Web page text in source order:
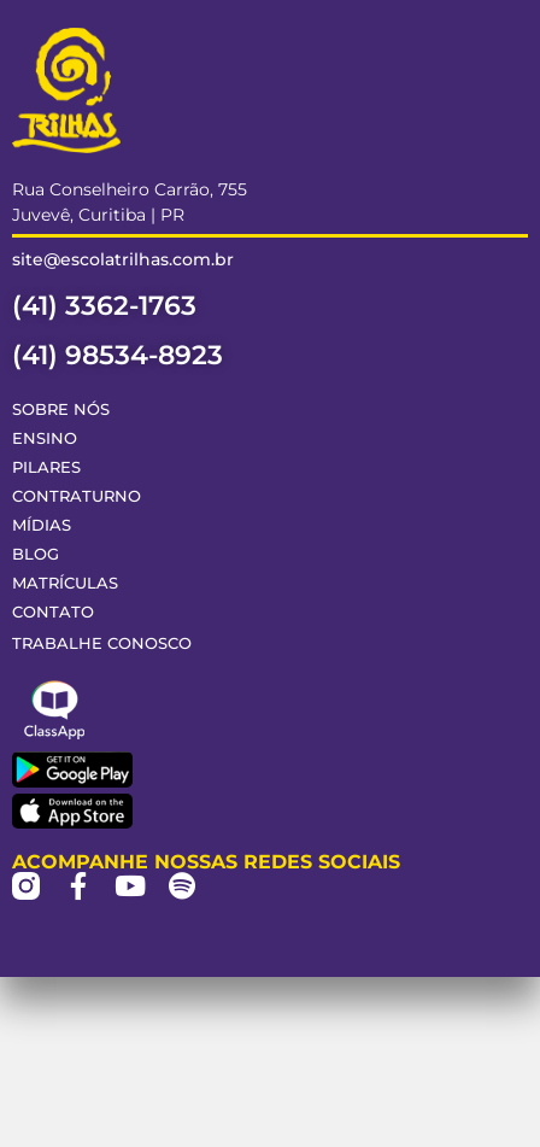
Rua Conselheiro Carrão, 755
Juvevê, Curitiba | PR
site@escolatrilhas.com.br
(41) 3362-1763
(41) 98534-8923
SOBRE NÓS
ENSINO
PILARES
CONTRATURNO
MÍDIAS
BLOG
MATRÍCULAS
CONTATO
TRABALHE CONOSCO
ACOMPANHE NOSSAS REDES SOCIAIS